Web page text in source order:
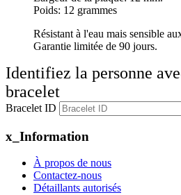
Poids: 12 grammes
Résistant à l'eau mais sensible
Garantie limitée de 90 jours.
Identifiez la personne
bracelet
Bracelet ID
x_Information
À propos de nous
Contactez-nous
Détaillants autorisés